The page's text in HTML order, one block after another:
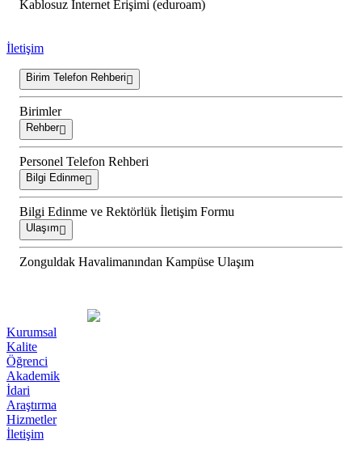
Kablosuz İnternet Erişimi (eduroam)
İletişim
Birim Telefon Rehberi
Birimler
Rehber
Personel Telefon Rehberi
Bilgi Edinme
Bilgi Edinme ve Rektörlük İletişim Formu
Ulaşım
Zonguldak Havalimanından Kampüse Ulaşım
Kurumsal
Kalite
Öğrenci
Akademik
İdari
Araştırma
Hizmetler
İletişim